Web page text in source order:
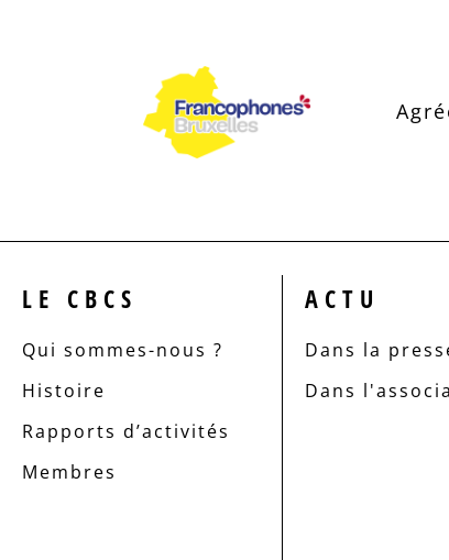
LE CBCS
Qui sommes-nous ?
Histoire
Rapports d’activités
Membres
ACTU
Dans la
Dans